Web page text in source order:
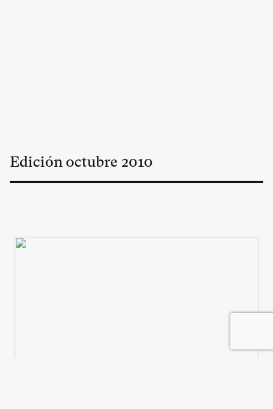
Edición octubre 2010